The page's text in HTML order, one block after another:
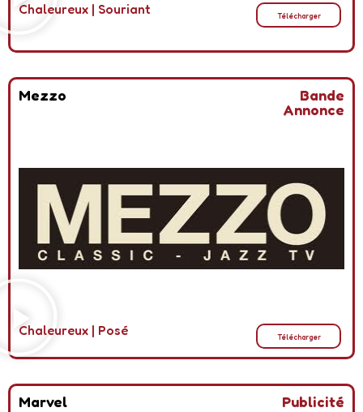
Chaleureux | Souriant Télécharger
Mezzo
Bande
Annonce
Chaleureux | Posé Télécharger
Marvel Publicité